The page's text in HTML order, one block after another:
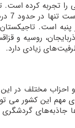
است. تاجیکستان
روسیه و
زیادی دارد.
و احزاب مختلف
مهم این کشور می
جاذبه‌های